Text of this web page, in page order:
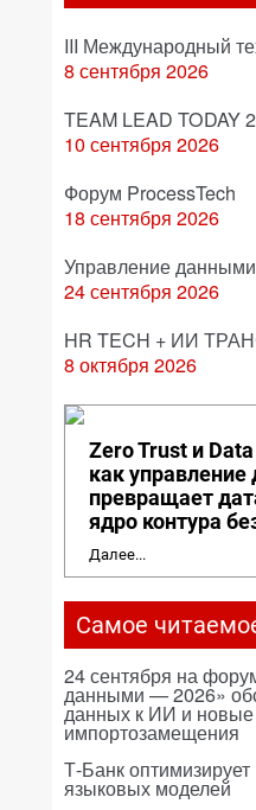
III Международный
8 сентября 2026
TEAM LEAD TODAY
10 сентября 2026
Форум ProcessTech
18 сентября 2026
Управление
24 сентября 2026
HR TECH + ИИ
8 октября 2026
Zero Trust и
как
превращает
ядро контура
Далее...
Самое
24 сентября на
данными — 2026»
данных к ИИ и
импортозамещения
Т-Банк
языковых моделей